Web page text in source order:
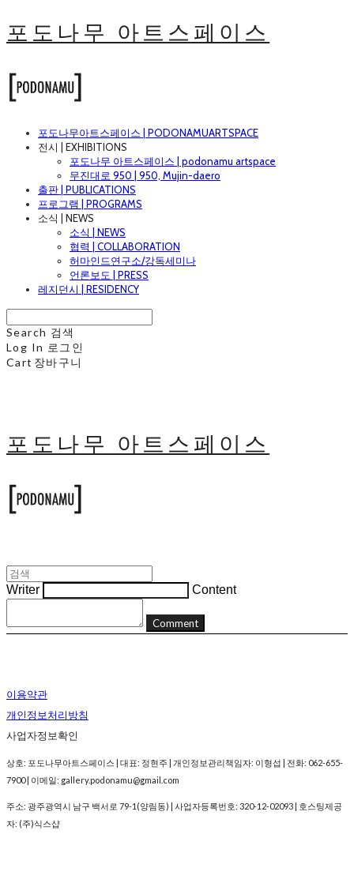
포도나무 아트스페이스
포도나무아트스페이스 | PODONAMUARTSPACE
전시 | EXHIBITIONS
포도나무 아트스페이스 | podonamu artspace
무진대로 950 | 950, Mujin-daero
출판 | PUBLICATIONS
프로그램 | PROGRAMS
소식 | NEWS
소식 | NEWS
협력 | COLLABORATION
허마인드연구소/강독세미나
언론보도 | PRESS
레지던시 | RESIDENCY
Search 검색
Log In 로그인
Cart 장바구니
포도나무 아트스페이스
Writer Content
Comment
이용약관
개인정보처리방침
사업자정보확인
상호: 포도나무아트스페이스 | 대표: 정현주 | 개인정보관리책임자: 이형섭 | 전화: 062-655-
7900 | 이메일: gallery.podonamu@gmail.com
주소: 광주광역시 남구 백서로 79-1(양림동) | 사업자등록번호: 320-12-02093 | 호스팅제공
자: (주)식스샵